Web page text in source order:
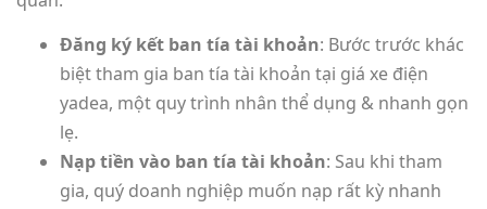
Đăng ký kết ban tía tài khoản: Bước trước khác
biệt tham gia ban tía tài khoản tại giá xe điện
yadea, một quy trình nhân thể dụng & nhanh gọn
lẹ.
Nạp tiền vào ban tía tài khoản: Sau khi tham
gia, quý doanh nghiệp muốn nạp rất kỳ nhanh